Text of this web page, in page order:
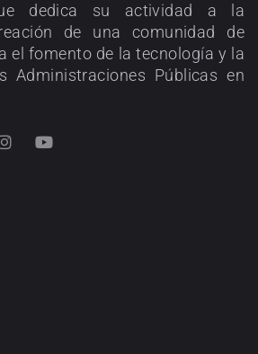
dedica su actividad a la
de una comunidad de
el fomento de la tecnología y la
Administraciones Públicas en